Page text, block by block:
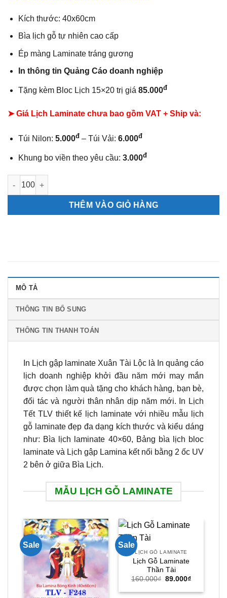
Kích thước: 40x60cm
Bìa lịch gỗ tự nhiên cao cấp
Ép màng Laminate tráng gương
In thông tin Quảng Cáo doanh nghiệp
Tặng kèm Bloc Lịch 15×20 trị giá 85.000đ
➤ Giá Lịch Laminate chưa bao gồm VAT + Ship và:
Túi Nilon: 5.000đ – Túi Vải: 6.000đ
Khung bo viền theo yêu cầu: 3.000đ
Lịch gập laminate Xuân Tài Lộc số lượng
THÊM VÀO GIỎ HÀNG
MÔ TẢ
THÔNG TIN BỔ SUNG
THÔNG TIN THANH TOÁN
In Lịch gập laminate Xuân Tài Lộc là In quảng cáo
lịch doanh nghiệp khởi đầu năm mới may mắn
được chọn làm quà tặng cho khách hàng, bạn bè,
đối tác và người thân nhân dịp năm mới. In Lịch
Tết TLV thiết kế lịch laminate với nhiều mẫu lịch
gỗ laminate đẹp đa dạng kích thước và kiểu dáng
như: Bìa lịch laminate 40×60, Bảng bìa lịch bloc
laminate và Lịch gập Lamina kết nối bằng 2 ốc UV
2 bên ở giữa Bìa Lịch.
MẪU LỊCH GỖ LAMINATE
Sale Sale
LỊCH GỖ LAMINATE
Lịch Gỗ Laminate
Thần Tài
160.000₫ Giá
là:
89.000₫Giá
tại